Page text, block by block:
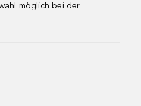
möglich bei der